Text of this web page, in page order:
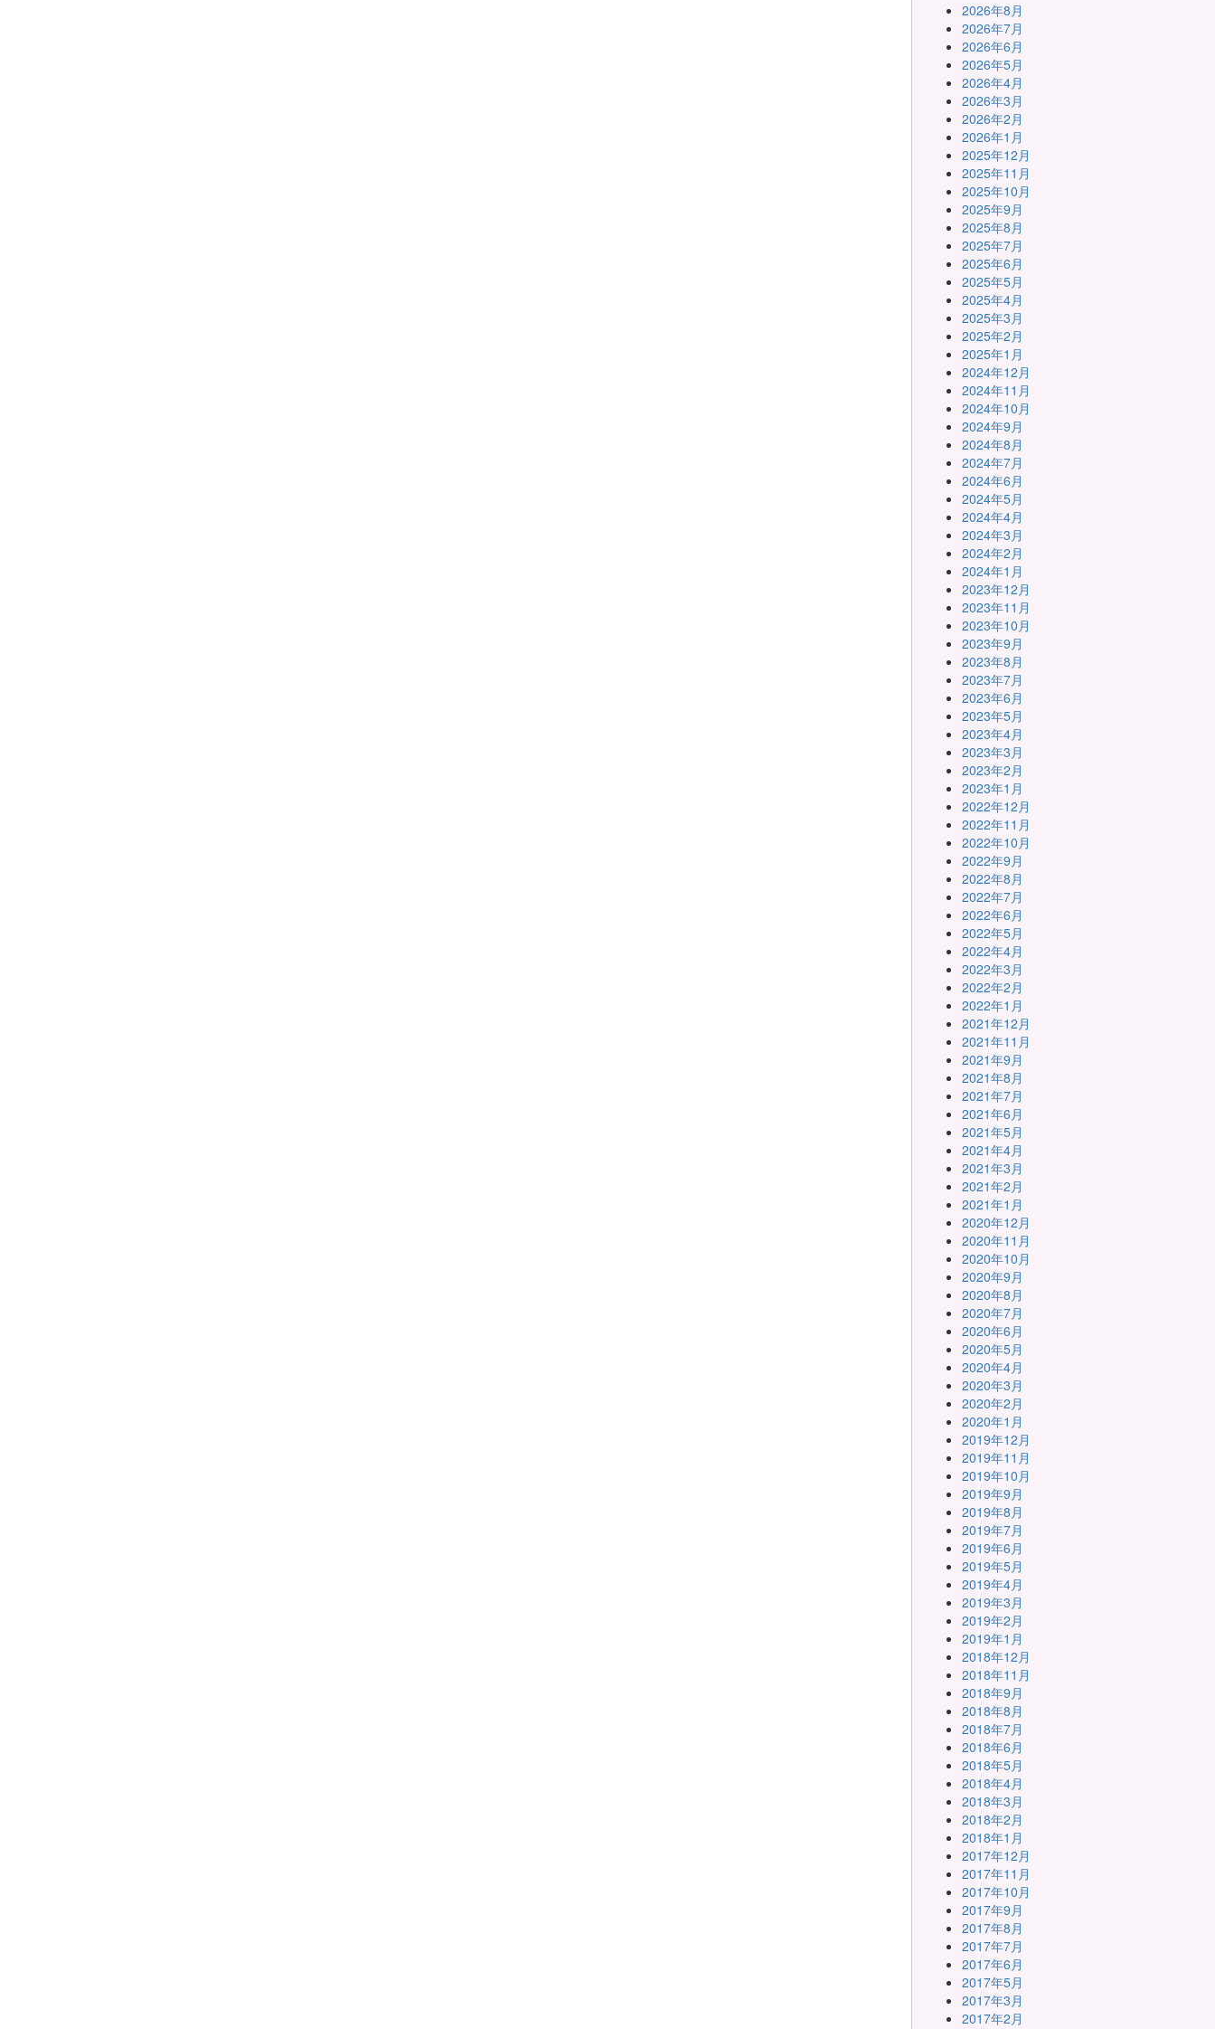
2026年8月
2026年7月
2026年6月
2026年5月
2026年4月
2026年3月
2026年2月
2026年1月
2025年12月
2025年11月
2025年10月
2025年9月
2025年8月
2025年7月
2025年6月
2025年5月
2025年4月
2025年3月
2025年2月
2025年1月
2024年12月
2024年11月
2024年10月
2024年9月
2024年8月
2024年7月
2024年6月
2024年5月
2024年4月
2024年3月
2024年2月
2024年1月
2023年12月
2023年11月
2023年10月
2023年9月
2023年8月
2023年7月
2023年6月
2023年5月
2023年4月
2023年3月
2023年2月
2023年1月
2022年12月
2022年11月
2022年10月
2022年9月
2022年8月
2022年7月
2022年6月
2022年5月
2022年4月
2022年3月
2022年2月
2022年1月
2021年12月
2021年11月
2021年9月
2021年8月
2021年7月
2021年6月
2021年5月
2021年4月
2021年3月
2021年2月
2021年1月
2020年12月
2020年11月
2020年10月
2020年9月
2020年8月
2020年7月
2020年6月
2020年5月
2020年4月
2020年3月
2020年2月
2020年1月
2019年12月
2019年11月
2019年10月
2019年9月
2019年8月
2019年7月
2019年6月
2019年5月
2019年4月
2019年3月
2019年2月
2019年1月
2018年12月
2018年11月
2018年9月
2018年8月
2018年7月
2018年6月
2018年5月
2018年4月
2018年3月
2018年2月
2018年1月
2017年12月
2017年11月
2017年10月
2017年9月
2017年8月
2017年7月
2017年6月
2017年5月
2017年3月
2017年2月